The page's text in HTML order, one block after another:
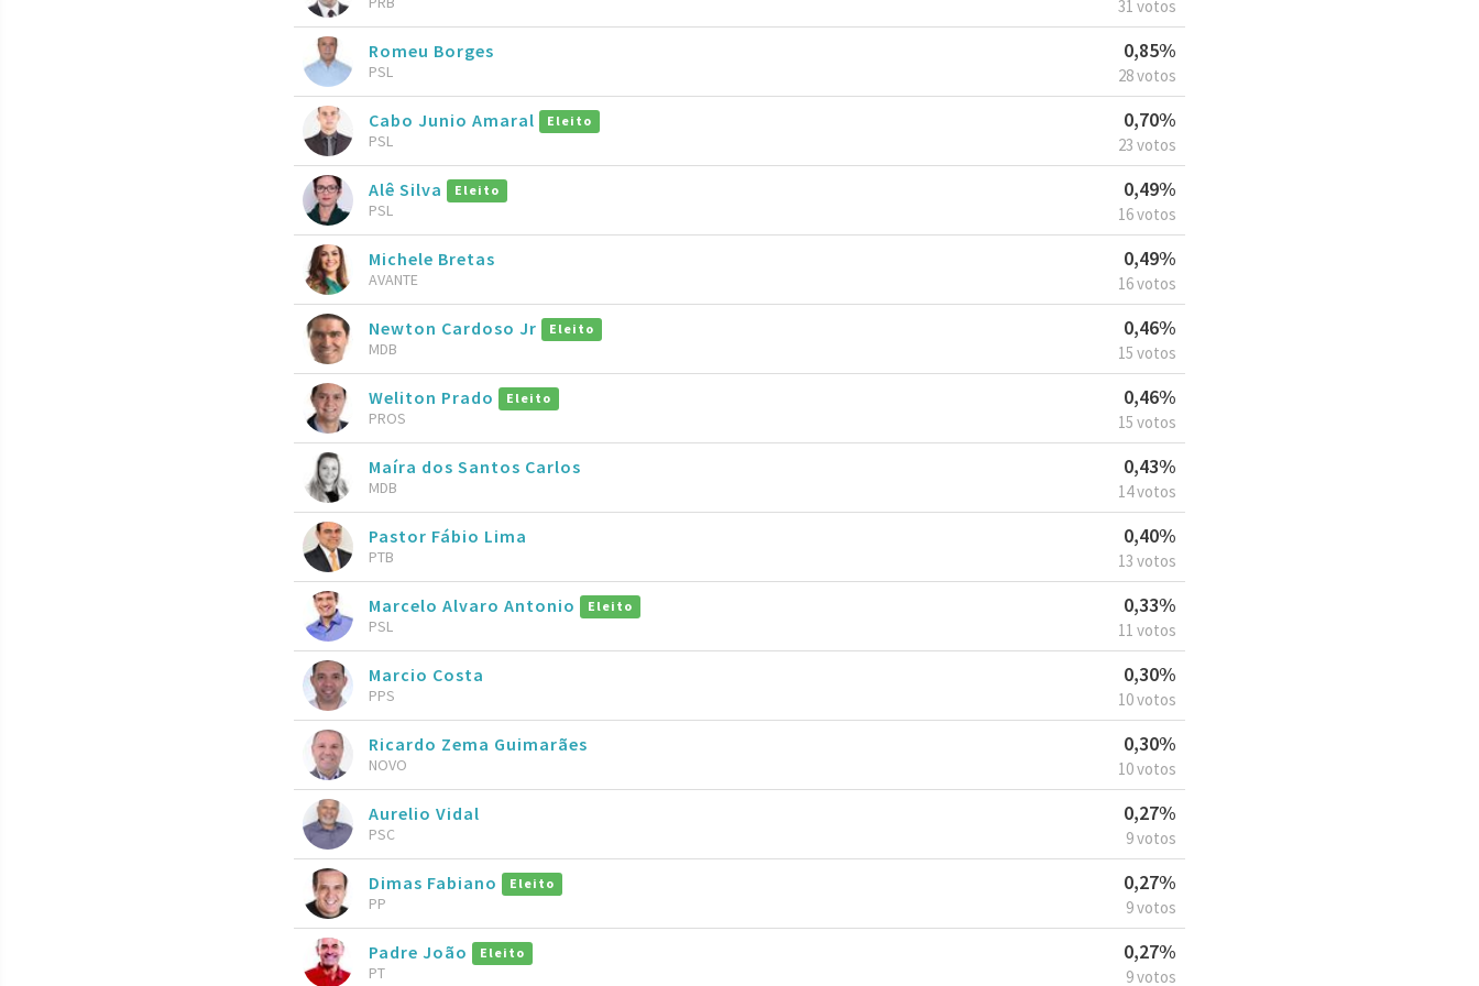
31 votos
Romeu Borges
PSL
0,85%
28 votos
Cabo Junio Amaral Eleito
PSL
0,70%
23 votos
Alê Silva Eleito
PSL
0,49%
16 votos
Michele Bretas
AVANTE
0,49%
16 votos
Newton Cardoso Jr Eleito
MDB
0,46%
15 votos
Weliton Prado Eleito
PROS
0,46%
15 votos
Maíra dos Santos Carlos
MDB
0,43%
14 votos
Pastor Fábio Lima
PTB
0,40%
13 votos
Marcelo Alvaro Antonio Eleito
PSL
0,33%
11 votos
Marcio Costa
PPS
0,30%
10 votos
Ricardo Zema Guimarães
NOVO
0,30%
10 votos
Aurelio Vidal
PSC
0,27%
9 votos
Dimas Fabiano Eleito
PP
0,27%
9 votos
Padre João Eleito
PT
0,27%
9 votos